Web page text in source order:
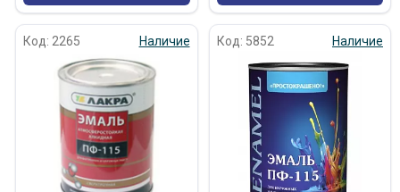
Код: 2265 Наличие Код: 5852 Наличие